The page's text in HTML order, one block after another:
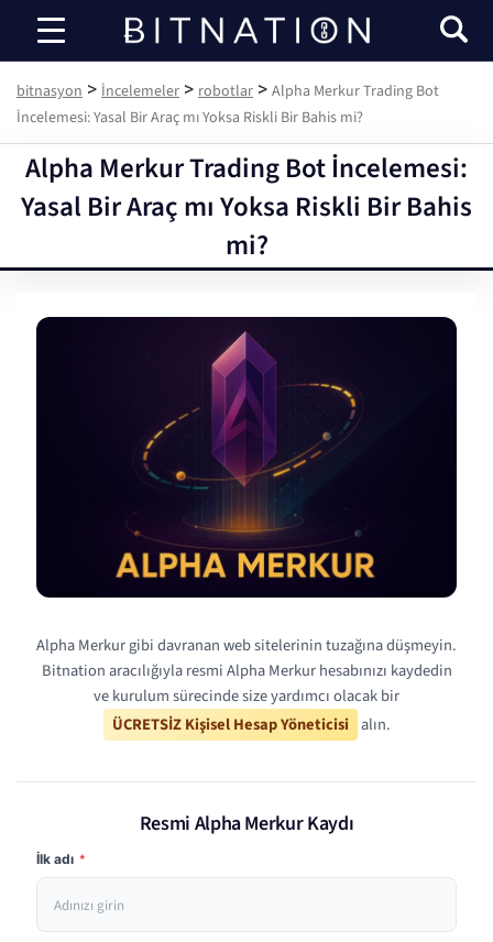
bitnasyon
bitnasyon > İncelemeler > robotlar > Alpha Merkur Trading Bot
İncelemesi: Yasal Bir Araç mı Yoksa Riskli Bir Bahis mi?
Alpha Merkur Trading Bot İncelemesi:
Yasal Bir Araç mı Yoksa Riskli Bir Bahis
mi?
Alpha Merkur gibi davranan web sitelerinin tuzağına düşmeyin.
Bitnation aracılığıyla resmi Alpha Merkur hesabınızı kaydedin
ve kurulum sürecinde size yardımcı olacak bir
ÜCRETSİZ Kişisel Hesap Yöneticisi alın.
Resmi Alpha Merkur Kaydı
İlk adı *